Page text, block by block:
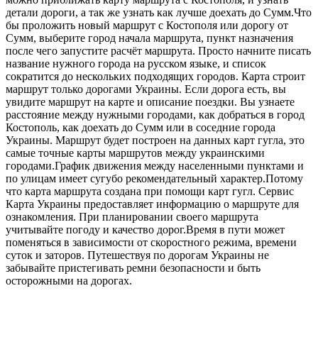
детали дороги, а так же узнать как лучше доехать до Сумм.Что
бы проложить новый маршрут с Костополя или дорогу от
Сумм, выберите город начала маршрута, пункт назначения
после чего запустите расчёт маршрута. Просто начните писать
название нужного города на русском языке, и список
сократится до нескольких подходящих городов. Карта строит
маршрут только дорогами Украины. Если дорога есть, вы
увидите маршрут на карте и описание поездки. Вы узнаете
расстояние между нужными городами, как добраться в город
Костополь, как доехать до Сумм или в соседние города
Украины. Маршрут будет построен на данных карт гугла, это
самые точные карты маршрутов между украинскими
городами.График движения между населенными пунктами и
по улицам имеет сугубо рекомендательный характер.Потому
что карта маршрута создана при помощи карт гугл. Сервис
Карта Украины предоставляет информацию о маршруте для
ознакомления. При планировании своего маршрута
учитывайте погоду и качество дорог.Время в пути может
поменяться в зависимости от скоростного режима, времени
суток и заторов. Путешествуя по дорогам Украины не
забывайте пристегивать ремни безопасности и быть
осторожными на дорогах.